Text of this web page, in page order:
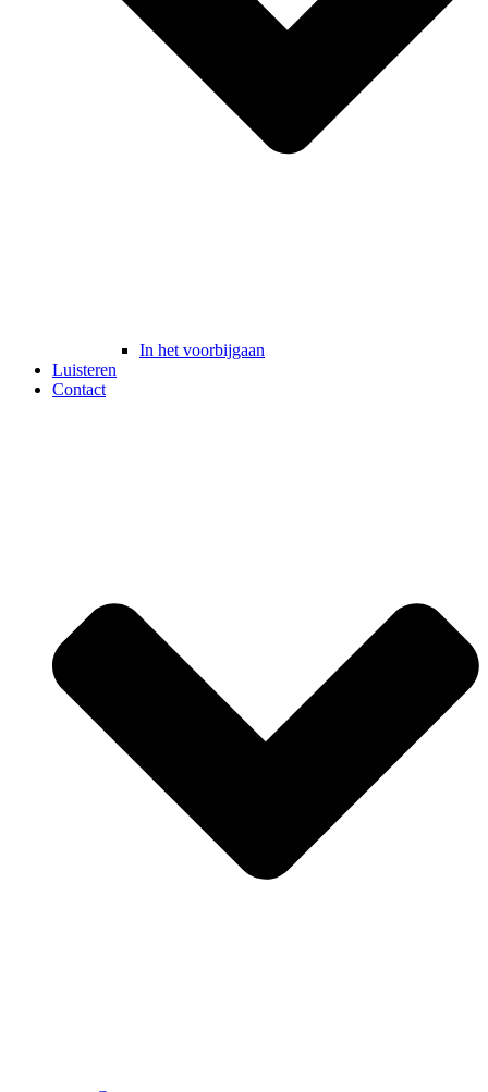
In het voorbijgaan
Luisteren
Contact